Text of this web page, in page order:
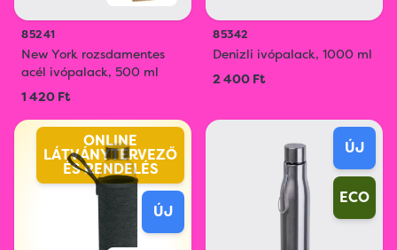
85241
New York rozsdamentes
acél ivópalack, 500 ml
1 420 Ft
85342
Denizli ivópalack, 1000 ml
2 400 Ft
ONLINE
LÁTVÁNYTERVEZŐ
ÉS RENDELÉS
ÚJ
ÚJ
ECO